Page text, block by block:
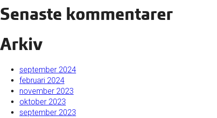
Senaste kommentarer
Arkiv
september 2024
februari 2024
november 2023
oktober 2023
september 2023